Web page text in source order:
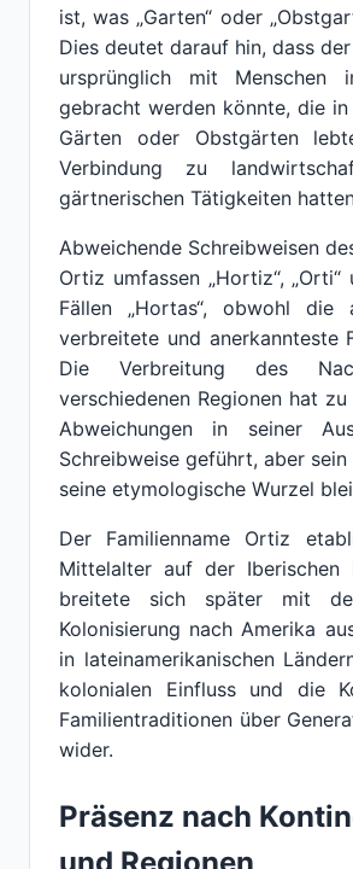
ist, was „Garten“ oder
Dies deutet darauf hin, dass
ursprünglich mit Menschen
gebracht werden könnte, die
Gärten oder Obstgärten
Verbindung zu
gärtnerischen Tätigkeiten
Abweichende Schreibweisen
Ortiz umfassen „Hortiz“,
Fällen „Hortas“, obwohl die
verbreitete und anerkannteste
Die Verbreitung des
verschiedenen Regionen hat
Abweichungen in seiner
Schreibweise geführt, aber
seine etymologische Wurzel
Der Familienname Ortiz
Mittelalter auf der Iberischen
breitete sich später mit
Kolonisierung nach Amerika
in lateinamerikanischen
kolonialen Einfluss und die
Familientraditionen über
wider.
Präsenz nach